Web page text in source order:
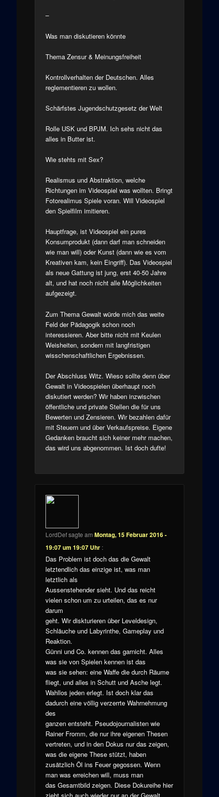
–
Was man diskutieren könnte
Thema Zensur & Meinungsfreiheit
Kontrollverhalten der Deutschen. Alles
reglementieren zu wollen.
Schärfstes Jugendschutzgesetz der Welt
Rolle USK und BPJM. Ich sehs nicht das
alles in Butter ist.
Wie stehts mit Sex?
Realismus und Abstraktion, welche
Richtungen im Videospiel was wollten. Bringt
Fotorealimus Spiele voran. Will Videospiel
den Spielfilm imitieren.
Hauptfrage, ist Videospiel ein pures
Konsumprodukt (dann darf man schneiden
wie man will) oder Kunst (dann wie es vom
Kreativen kam, kein Eingriff). Das Videospiel
als neue Gattung ist jung, erst 40-50 Jahre
alt, und hat noch nicht alle Möglichkeiten
aufgezeigt.
Zum Thema Gewalt würde mich das weite
Feld der Pädagogik schon noch
interessieren. Aber bitte nicht mit Keulen
Weisheiten, sondern mit langfristigen
wisschenschaftlichen Ergebnissen.
Der Abschluss Witz. Wieso sollte denn über
Gewalt in Videospielen überhaupt noch
diskutiert werden? Wir haben inzwischen
öffentliche und private Stellen die für uns
Bewerten und Zensieren. Wir bezahlen dafür
mit Steuern und über Verkaufspreise. Eigene
Gedanken braucht sich keiner mehr machen,
das wird uns abgenommen. Ist doch dufte!
LordDefsagte am Montag, 15 Februar 2016 -
19:07 um 19:07 Uhr :
Das Problem ist doch das die Gewalt
letztendlich das einzige ist, was man
letztlich als
Aussenstehender sieht. Und das reicht
vielen schon um zu urteilen, das es nur
darum
geht. Wir diskturieren über Leveldesign,
Schläuche und Labyrinthe, Gameplay und
Reaktion.
Günni und Co. kennen das garnicht. Alles
was sie von Spielen kennen ist das
was sie sehen: eine Waffe die durch Räume
fliegt, und alles in Schutt und Asche legt.
Wahllos jeden erlegt. Ist doch klar das
dadurch eine völlig verzerrte Wahrnehmung
des
ganzen entsteht. Pseudojournalisten wie
Rainer Fromm, die nur ihre eigenen Thesen
vertreten, und in den Dokus nur das zeigen,
was die eigene These stützt, haben
zusätzlich Öl ins Feuer gegossen. Wenn
man was erreichen will, muss man
das Gesamtbild zeigen. Diese Dokureihe hier